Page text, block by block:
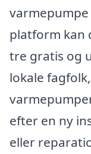
varmepumpe
platform kan
tre gratis og
lokale
efter en ny
eller